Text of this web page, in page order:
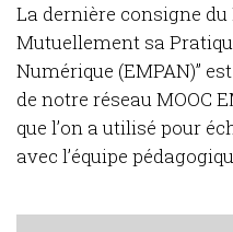
La dernière consigne du
Mutuellement sa
Numérique (EMPAN)”
de notre réseau MOOC
que l’on a utilisé pour
avec l’équipe